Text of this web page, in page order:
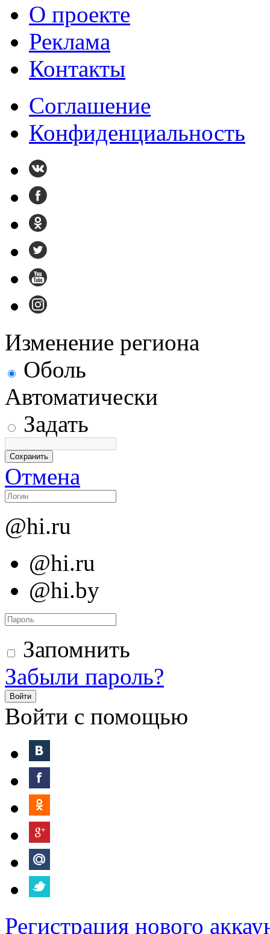
О проекте
Реклама
Контакты
Cоглашение
Конфиденциальность
Изменение региона
Оболь
Автоматически
Задать
Отмена
@hi.ru
@hi.ru
@hi.by
Запомнить
Забыли пароль?
Войти
Войти с помощью
Регистрация нового